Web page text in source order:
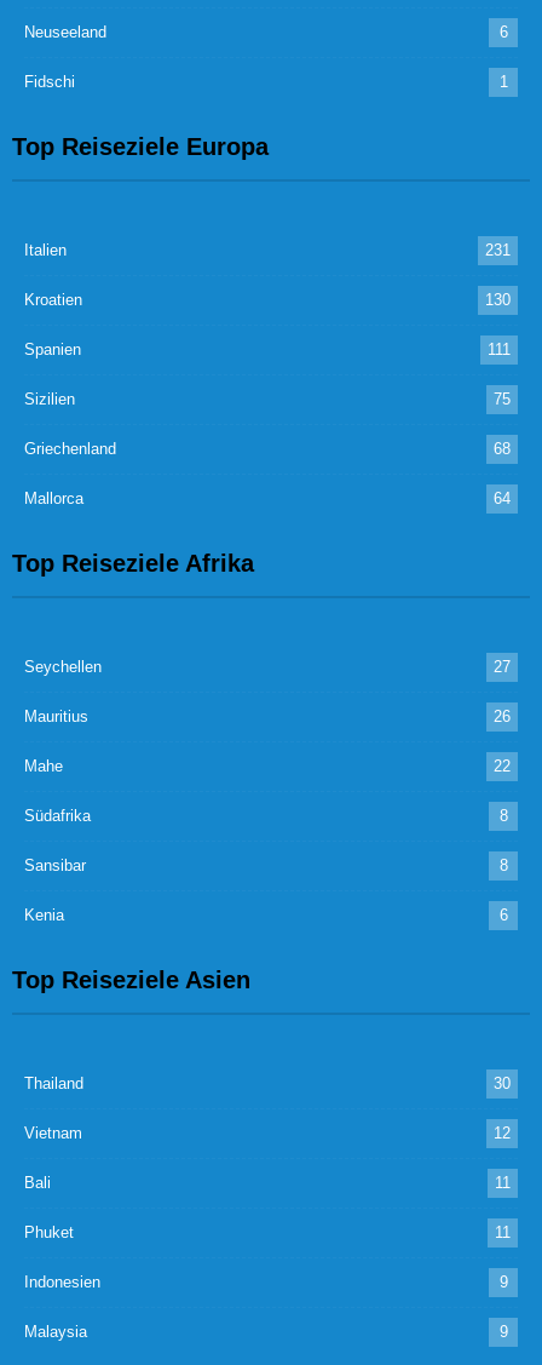
Neuseeland 6
Fidschi 1
Top Reiseziele Europa
Italien 231
Kroatien 130
Spanien 111
Sizilien 75
Griechenland 68
Mallorca 64
Top Reiseziele Afrika
Seychellen 27
Mauritius 26
Mahe 22
Südafrika 8
Sansibar 8
Kenia 6
Top Reiseziele Asien
Thailand 30
Vietnam 12
Bali 11
Phuket 11
Indonesien 9
Malaysia 9